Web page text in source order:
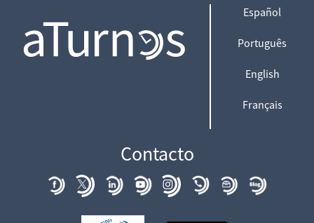
Español
Português
English
Français
Contacto